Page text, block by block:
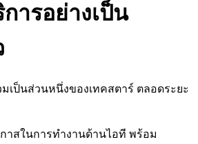
ารอย่างเป็น
ป็นส่วนหนึ่งของเทคสตาร์ ตลอดระยะ
สในการทำงานด้านไอที พร้อม